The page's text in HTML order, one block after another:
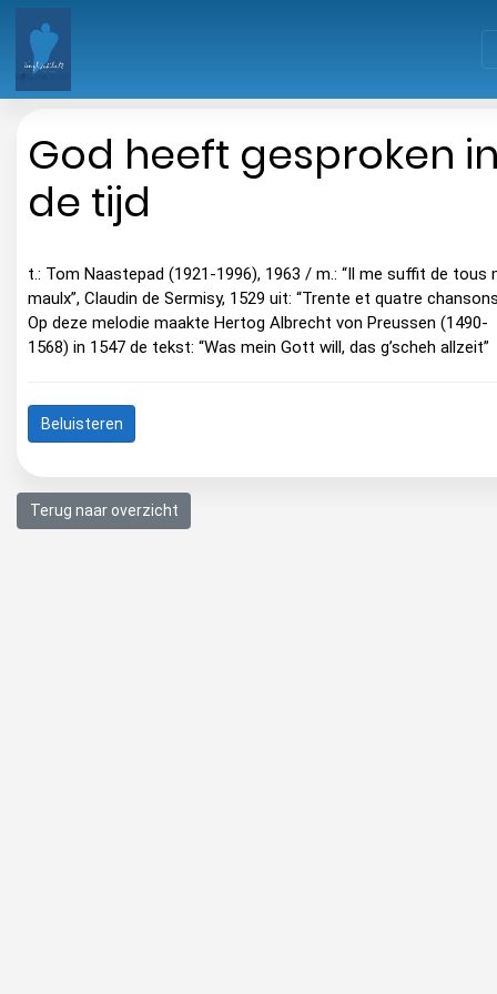
God heeft gesproken
de tijd
t.: Tom Naastepad (1921-1996), 1963 / m.: “Il me suffit de tous
maulx”, Claudin de Sermisy, 1529 uit: “Trente et quatre
Op deze melodie maakte Hertog Albrecht von Preussen (1490-
1568) in 1547 de tekst: “Was mein Gott will, das g’scheh allzeit”
Beluisteren
Terug naar overzicht